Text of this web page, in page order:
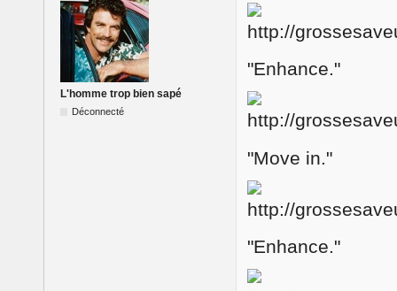
L'homme trop bien sapé
Déconnecté
"Enhance."
"Move in."
"Enhance."